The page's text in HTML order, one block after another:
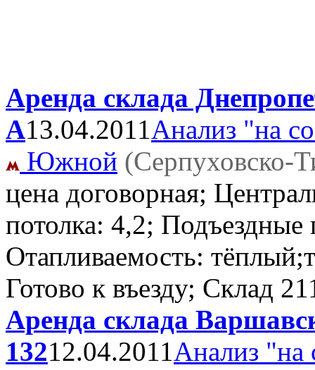
Аренда склада
А13.04.2011Анализ "на
Южной (Серпуховско-
цена договорная;
потолка: 4,2; Подъездные
Отапливаемость:
Готово к въезду; Склад
Аренда склада
13212.04.2011Анализ "на